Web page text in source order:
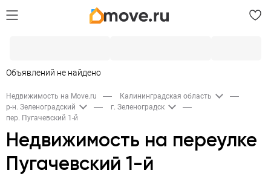
Объявлений не найдено
Недвижимость на Move.ru
Калининградская область
р-н. Зеленоградский
г. Зеленоградск
пер. Пугачевский 1-й
Недвижимость на переулке
Пугачевский 1-й